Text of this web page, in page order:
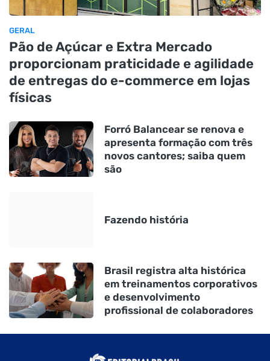
GERAL
Pão de Açúcar e Extra Mercado
proporcionam praticidade e agilidade
de entregas do e-commerce em lojas
físicas
Forró Balancear se renova e
apresenta formação com três
novos cantores; saiba quem
são
Fazendo história
Brasil registra alta histórica
em treinamentos corporativos
e desenvolvimento
profissional de colaboradores